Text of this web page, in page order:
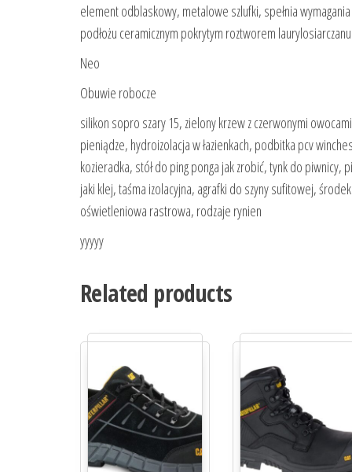
element odblaskowy, metalowe szlufki, spełnia
podłożu ceramicznym pokrytym roztworem
Neo
Obuwie robocze
silikon sopro szary 15, zielony krzew z czerwonymi
pieniądze, hydroizolacja w łazienkach, podbitka pcv
kozieradka, stół do ping ponga jak zrobić, tynk do
jaki klej, taśma izolacyjna, agrafki do szyny sufitowej,
oświetleniowa rastrowa, rodzaje rynien
yyyyy
Related products